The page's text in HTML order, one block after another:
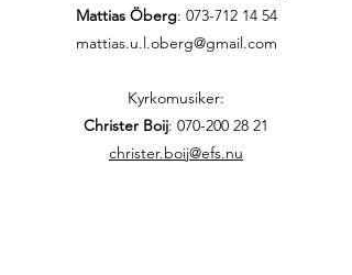
Mattias Öberg: 073-712 14 54
mattias.u.l.oberg@gmail.com
Kyrkomusiker:
Christer Boij: 070-200 28 21
christer.boij@efs.nu